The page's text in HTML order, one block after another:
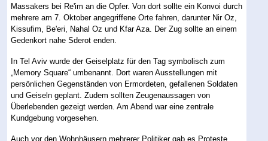
Massakers bei Re'im an die Opfer. Von dort sollte ein Konvoi durch
mehrere am 7. Oktober angegriffene Orte fahren, darunter Nir Oz,
Kissufim, Be'eri, Nahal Oz und Kfar Aza. Der Zug sollte an einem
Gedenkort nahe Sderot enden.
In Tel Aviv wurde der Geiselplatz für den Tag symbolisch zum
„Memory Square“ umbenannt. Dort waren Ausstellungen mit
persönlichen Gegenständen von Ermordeten, gefallenen Soldaten
und Geiseln geplant. Zudem sollten Zeugenaussagen von
Überlebenden gezeigt werden. Am Abend war eine zentrale
Kundgebung vorgesehen.
Auch vor den Wohnhäusern mehrerer Politiker gab es Proteste.